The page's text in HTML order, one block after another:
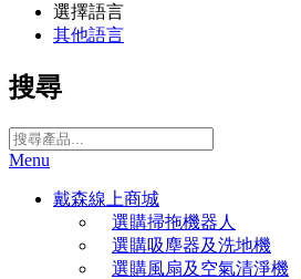
選擇語言
其他語言
搜尋
Menu
戴森線上商城
選購掃拖機器人
選購吸塵器及洗地機
選購風扇及空氣清淨機